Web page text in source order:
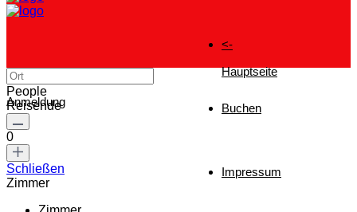
<-
Hauptseite
Buchen
Impressum
Anmeldung
People
Reisende
0
Schließen
Zimmer